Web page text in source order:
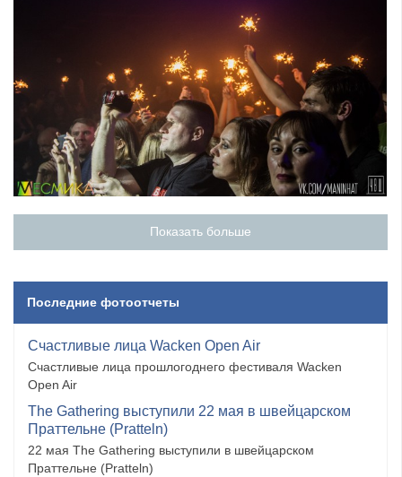
Показать больше
Последние фотоотчеты
Счастливые лица Wacken Open Air
Счастливые лица прошлогоднего фестиваля Wacken
Open Air
The Gathering выступили 22 мая в швейцарском
Праттельне (Pratteln)
22 мая The Gathering выступили в швейцарском
Праттельне (Pratteln)